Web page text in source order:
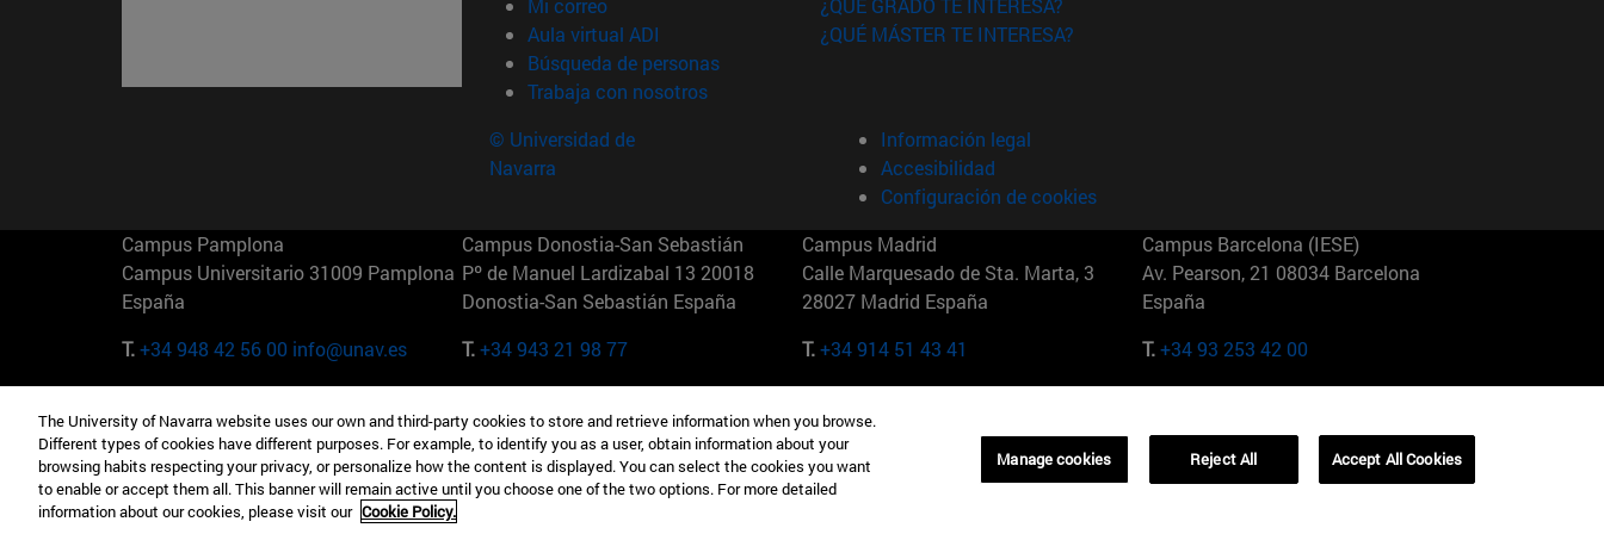
Mi correo
Aula virtual ADI (abre en nueva ventana)
Búsqueda de personas(abre en nueva ventana)
Trabaja con nosotros(abre en nueva ventana)
¿QUÉ GRADO TE INTERESA?
¿QUÉ MÁSTER TE INTERESA?
© Universidad de
Navarra
Información legal
Accesibilidad
Configuración de cookies
Campus Pamplona
Campus Universitario 31009 Pamplona
España
T.+34 948 42 56 00 info@unav.es
Campus Donostia-San Sebastián
Pº de Manuel Lardizabal 13 20018
Donostia-San Sebastián España
T.+34 943 21 98 77
Campus Madrid
Calle Marquesado de Sta. Marta, 3
28027 Madrid España
T.+34 914 51 43 41
Campus Barcelona (IESE)
Av. Pearson, 21 08034 Barcelona
España
T.+34 93 253 42 00
Camino del Cerro Águila 3 28023
Madrid España
T.+34 912 11 30 00
165 W 57th St 10019-2201 Nueva York
EE.UU
T.+1 646 346 8850
Maria-Theresia-Straße 15 81675
Múnich Alemania
T.+49 89 24209790
01321001 Bela Vista Brasil
The University of Navarra website uses our own and third-party cookies to store and retrieve information when you browse.
Different types of cookies have different purposes. For example, to identify you as a user, obtain information about your
browsing habits respecting your privacy, or personalize how the content is displayed. You can select the cookies you want
to enable or accept them all. This banner will remain active until you choose one of the two options. For more detailed
information about our cookies, please visit our Cookie Policy.
Manage cookies Reject All Accept All Cookies